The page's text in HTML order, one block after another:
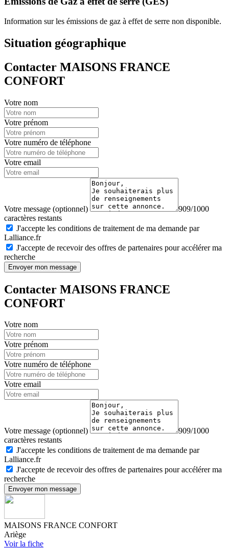
Information sur les émissions de gaz à effet de serre non disponible.
Situation géographique
Contacter MAISONS FRANCE
CONFORT
Votre nom
Votre prénom
Votre numéro de téléphone
Votre email
Votre message (optionnel)
909/1000
caractères restants
J'accepte les conditions de traitement de ma demande par
Lalliance.fr
J'accepte de recevoir des offres de partenaires pour accélérer ma
recherche
Envoyer mon message
Contacter MAISONS FRANCE
CONFORT
Votre nom
Votre prénom
Votre numéro de téléphone
Votre email
Votre message (optionnel)
909/1000
caractères restants
J'accepte les conditions de traitement de ma demande par
Lalliance.fr
J'accepte de recevoir des offres de partenaires pour accélérer ma
recherche
Envoyer mon message
MAISONS FRANCE CONFORT
Ariège
Voir la fiche